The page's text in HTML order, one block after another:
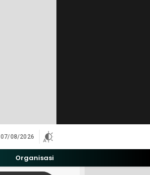
07/08/2026
Organisasi